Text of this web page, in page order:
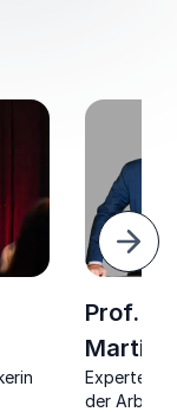
Prof. Dr.
Martin
Experte
der Arbeit